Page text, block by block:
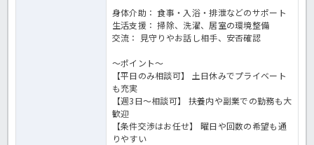
身体介助： 食事・入浴・排泄などのサポート
生活支援： 掃除、洗濯、居室の環境整備
交流： 見守りやお話し相手、安否確認
～ポイント～
【平日のみ相談可】 土日休みでプライベート
も充実
【週3日〜相談可】 扶養内や副業での勤務も大
歓迎
【条件交渉はお任せ】 曜日や回数の希望も通
りやすい